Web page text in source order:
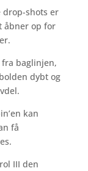
drop-shots er
åbner op for
baglinjen,
dybt og
kan
få
III den